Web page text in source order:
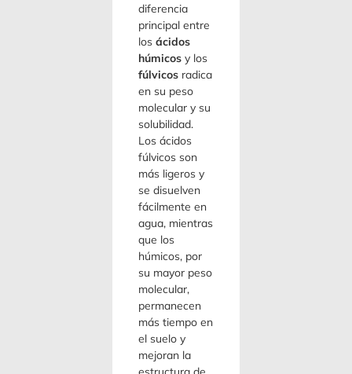
diferencia
principal entre
los ácidos
húmicosy los
fúlvicosradica
en su peso
molecular y su
solubilidad.
Los ácidos
fúlvicos son
más ligeros y
se disuelven
fácilmente en
agua, mientras
que los
húmicos, por
su mayor peso
molecular,
permanecen
más tiempo en
el suelo y
mejoran la